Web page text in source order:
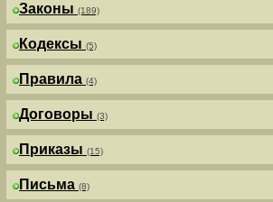
Законы (189)
Кодексы (5)
Правила (4)
Договоры (3)
Приказы (15)
Письма (8)